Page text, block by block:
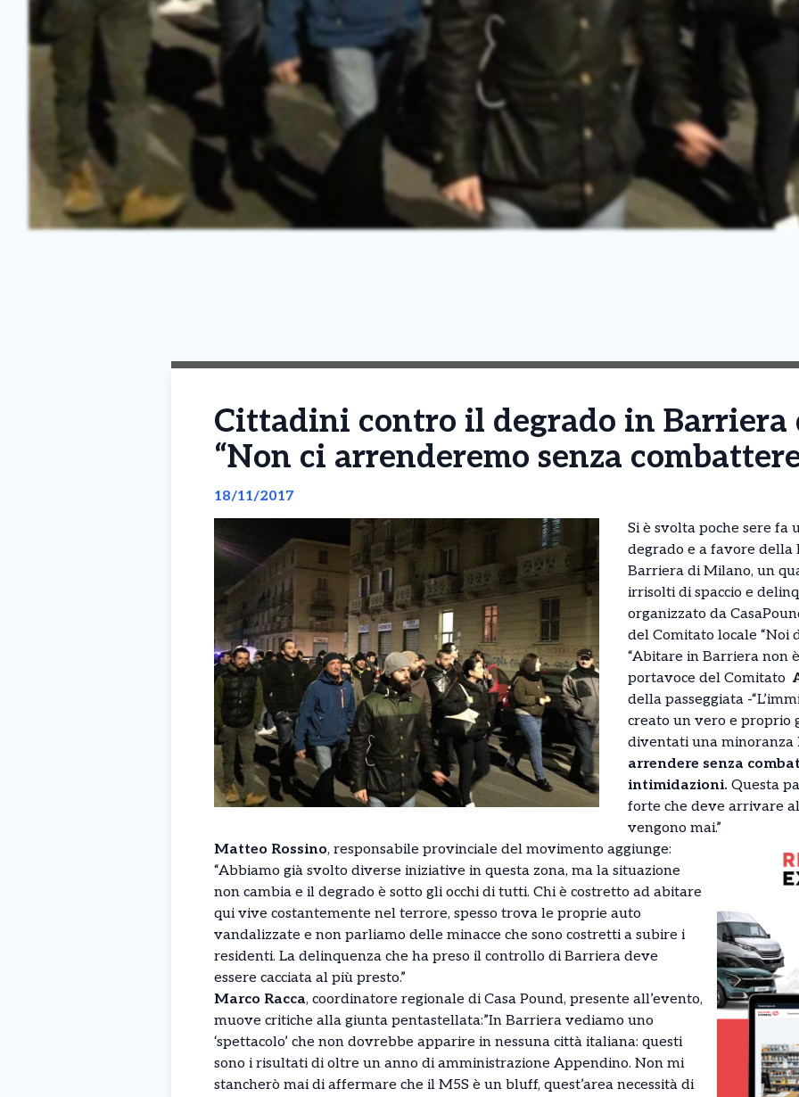
Cittadini contro il degrado in Barriera
“Non ci arrenderemo senza
18/11/2017
Si è svolta poche sere fa
degrado e a favore
Barriera di Milano, un
irrisolti di spaccio e
organizzato da
del Comitato locale “Noi
“Abitare in Barriera non
portavoce del Comitato
della passeggiata -
creato un vero e proprio
diventati una minoranza
arrendere senza
intimidazioni. Questa
forte che deve arrivare
vengono mai.”
Matteo Rossino, responsabile provinciale del movimento aggiunge:
“Abbiamo già svolto diverse iniziative in questa zona, ma la situazione
non cambia e il degrado è sotto gli occhi di tutti. Chi è costretto ad abitare
qui vive costantemente nel terrore, spesso trova le proprie auto
vandalizzate e non parliamo delle minacce che sono costretti a subire i
residenti. La delinquenza che ha preso il controllo di Barriera deve
essere cacciata al più presto.”
Marco Racca, coordinatore regionale di Casa Pound, presente all’evento,
muove critiche alla giunta pentastellata:”In Barriera vediamo uno
‘spettacolo’ che non dovrebbe apparire in nessuna città italiana: questi
sono i risultati di oltre un anno di amministrazione Appendino. Non mi
stancherò mai di affermare che il M5S è un bluff, quest’area necessità di